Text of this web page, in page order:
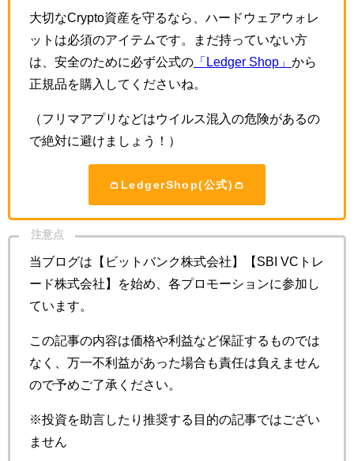
大切なCrypto資産を守るなら、ハードウェアウォレ
ットは必須のアイテムです。まだ持っていない方
は、安全のために必ず公式の 「Ledger Shop」 から
正規品を購入してくださいね。
（フリマアプリなどはウイルス混入の危険があるの
で絶対に避けましょう！）
👛LedgerShop(公式)👛
注意点
当ブログは【ビットバンク株式会社】【SBI VCトレ
ード株式会社】を始め、各プロモーションに参加し
ています。
この記事の内容は価格や利益など保証するものでは
なく、万一不利益があった場合も責任は負えません
ので予めご了承ください。
※投資を助言したり推奨する目的の記事ではござい
ません